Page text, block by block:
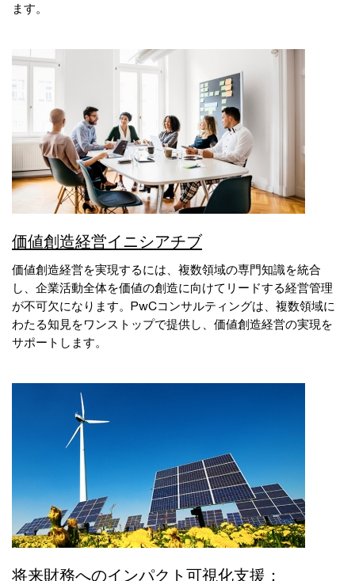
ます。
価値創造経営イニシアチブ
価値創造経営を実現するには、複数領域の専門知識を統合
し、企業活動全体を価値の創造に向けてリードする経営管理
が不可欠になります。PwCコンサルティングは、複数領域に
わたる知見をワンストップで提供し、価値創造経営の実現を
サポートします。
将来財務へのインパクト可視化支援：